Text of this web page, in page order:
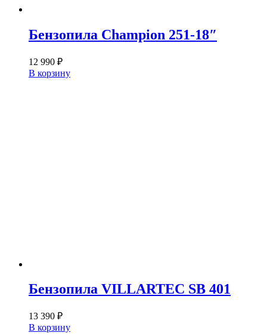
Бензопила Champion 251-18″
12 990 ₽
В корзину
Бензопила VILLARTEC SB 401
13 390 ₽
В корзину